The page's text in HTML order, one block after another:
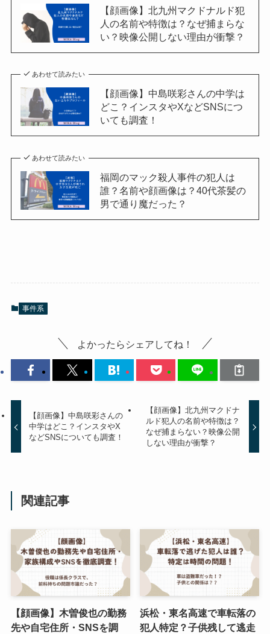
【顔画像】北九州マクドナルド犯
人の名前や特徴は？なぜ捕まらな
い？映像公開しない理由が衝撃？
あわせて読みたい
【顔画像】中島咲彩さんの中学は
どこ？インスタやXなどSNSにつ
いても調査！
あわせて読みたい
福岡のマック殺人事件の犯人は
誰？名前や顔画像は？40代茶髪の
男で通り魔だった？
事件系
よかったらシェアしてね！
【顔画像】中島咲彩さんの
中学はどこ？インスタやX
などSNSについても調査！
【顔画像】北九州マクドナ
ルド犯人の名前や特徴は？
なぜ捕まらない？映像公開
しない理由が衝撃？
関連記事
【顔画像】木曽俊也の勤務
先や自宅住所・SNSを調
浜松・東名高速で車転落の
犯人特定？子供残して逃走